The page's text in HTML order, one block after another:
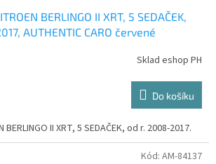
BERLINGO II XRT, 5 SEDAČEK,
AUTHENTIC CARO červené
Sklad eshop PH
Do košíku
II XRT, 5 SEDAČEK, od r. 2008-2017.
Kód: AM-84137